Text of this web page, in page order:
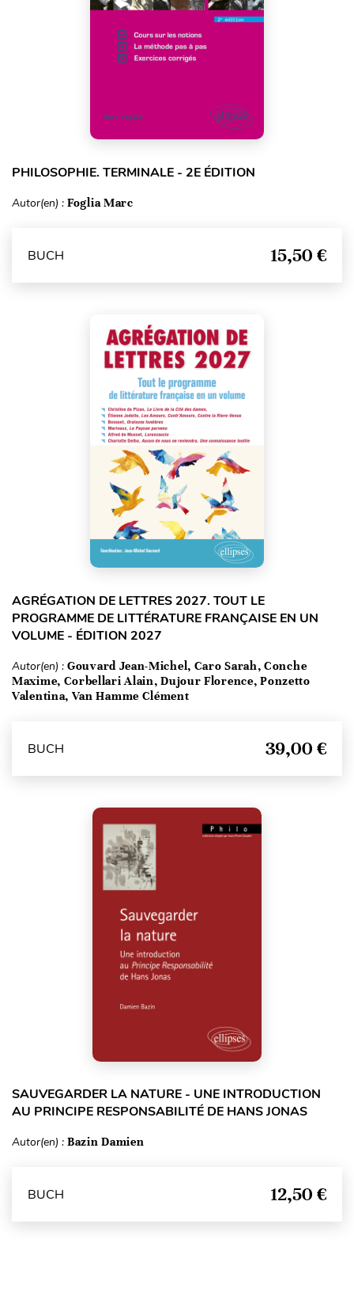
PHILOSOPHIE. TERMINALE - 2E ÉDITION
Autor(en) : Foglia Marc
BUCH 15,50 €
AGRÉGATION DE LETTRES 2027. TOUT LE
PROGRAMME DE LITTÉRATURE FRANÇAISE EN UN
VOLUME - ÉDITION 2027
Autor(en) : Gouvard Jean-Michel, Caro Sarah, Conche
Maxime, Corbellari Alain, Dujour Florence, Ponzetto
Valentina, Van Hamme Clément
BUCH 39,00 €
SAUVEGARDER LA NATURE - UNE INTRODUCTION
AU PRINCIPE RESPONSABILITÉ DE HANS JONAS
Autor(en) : Bazin Damien
BUCH 12,50 €